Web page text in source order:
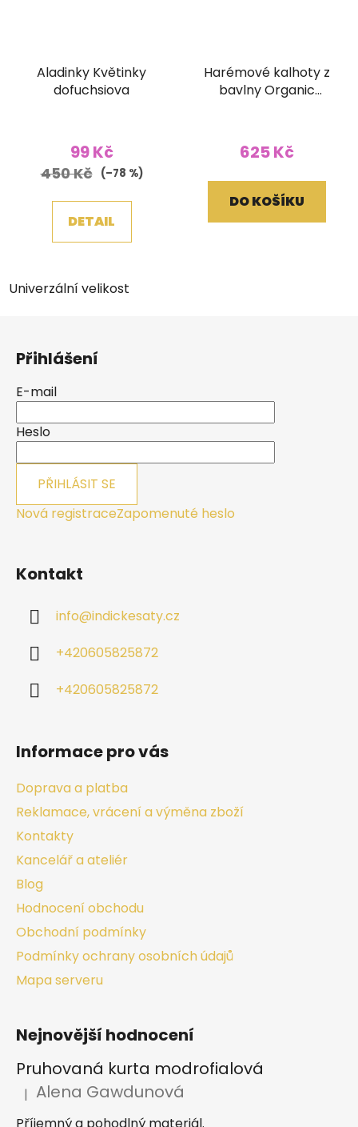
Aladinky Květinky
dofuchsiova
99 Kč
450 Kč (–78 %)
DETAIL
Univerzální velikost
Harémové kalhoty z
bavlny Organic
625 Kč
DO KOŠÍKU
Přihlášení
E-mail
Heslo
PŘIHLÁSIT SE
Nová registraceZapomenuté heslo
Kontakt
info@indickesaty.cz
+420605825872
+420605825872
Informace pro vás
Doprava a platba
Reklamace, vrácení a výměna zboží
Kontakty
Kancelář a ateliér
Blog
Hodnocení obchodu
Obchodní podmínky
Podmínky ochrany osobních údajů
Mapa serveru
Nejnovější hodnocení
Pruhovaná kurta modrofialová
Hodnocení produktu je 5 z 5 hvězdiček.
| Alena Gawdunová